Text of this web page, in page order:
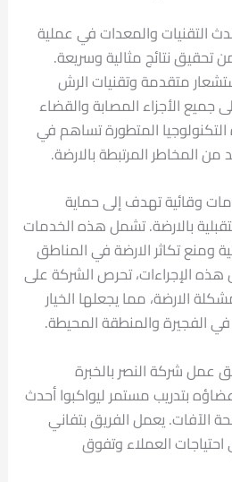
التقنيات والمعدات في عملية
تحقيق نتائج مثالية وسريعة.
متقدمة وتقنيات الرش
جميع الأجزاء المصابة والقضاء
المتطورة تساهم في
من المخاطر المرتبطة بالارضة.
وقائية تهدف إلى حماية
بالارضة. تشمل هذه الخدمات
ومنع تكاثر الارضة في المناطق
هذه الإجراءات، تحرص الشركة على
الارضة، مما يجعلها الخيار
الفجيرة والمنطقة المحيطة.
عمل شركة النصر بالخبرة
بتدريب مستمر ليواكبوا أحدث
الآفات. يعمل الفريق بتفاني
العملاء وتفوق